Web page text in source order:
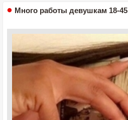
Много работы девушкам 18-45